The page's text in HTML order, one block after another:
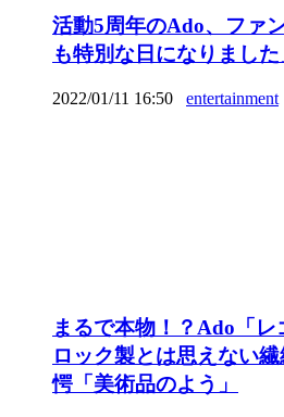
活動5周年のAdo、ファ
も特別な日になりました
2022/01/11 16:50 entertainment
まるで本物！？Ado「
ロック製とは思えない
愕「美術品のよう」